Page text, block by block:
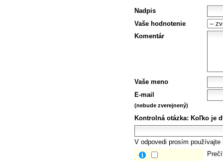
Nadpis
Vaše hodnotenie
Komentár
Vaše meno
E-mail
(nebude zverejnený)
Kontrolná otázka: Koľko je
V odpovedi prosím